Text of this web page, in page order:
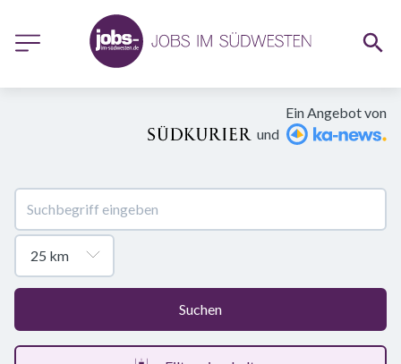
Ein Angebot von
und
Suchen